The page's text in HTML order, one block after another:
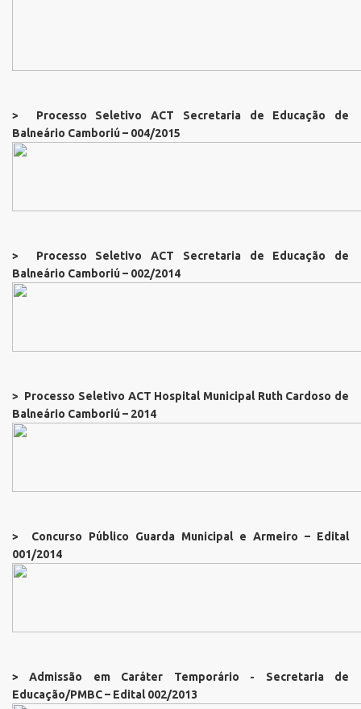
> Processo Seletivo ACT Secretaria de Educação de
Balneário Camboriú – 004/2015
> Processo Seletivo ACT Secretaria de Educação de
Balneário Camboriú – 002/2014
> Processo Seletivo ACT Hospital Municipal Ruth Cardoso de
Balneário Camboriú – 2014
> Concurso Público Guarda Municipal e Armeiro – Edital
001/2014
> Admissão em Caráter Temporário - Secretaria de
Educação/PMBC – Edital 002/2013